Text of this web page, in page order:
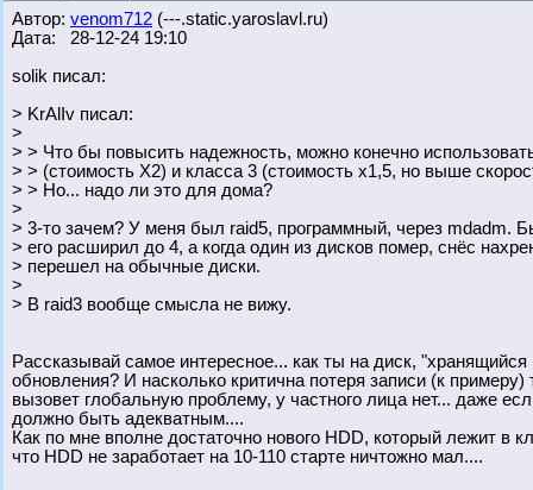
Автор: venom712 (---.static.yaroslavl.ru)
Дата: 28-12-24 19:10
solik писал:
> KrAlIv писал:
>
> > Что бы повысить надежность, можно конечно
> > (стоимость Х2) и класса 3 (стоимость х1,5, но выше
> > Но... надо ли это для дома?
>
> 3-то зачем? У меня был raid5, программный, через mdadm.
> его расширил до 4, а когда один из дисков помер, снёс
> перешел на обычные диски.
>
> В raid3 вообще смысла не вижу.
Рассказывай самое интересное... как ты на диск,
обновления? И насколько критична потеря записи (к
вызовет глобальную проблему, у частного лица нет... даже
должно быть адекватным....
Как по мне вполне достаточно нового HDD, который лежит в
что HDD не заработает на 10-110 старте ничтожно мал....